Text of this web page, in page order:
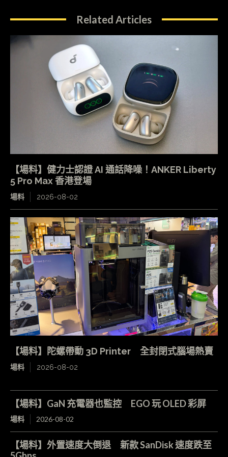
Related Articles
【場料】健力士認證 AI 通話降噪！ANKER Liberty
5 Pro Max 香港登場
場料 2026-08-02
【場料】陀螺帶動 3D Printer 全封閉式腦場熱賣
場料 2026-08-02
【場料】GaN 充電器也監控 EGO 玩 OLED 彩屏
場料 2026-08-02
【場料】外置速度大倒退 新款 SanDisk 速度跌至